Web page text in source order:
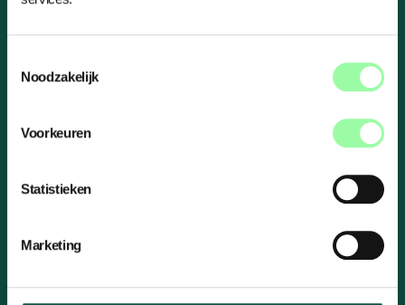
Noodzakelijk
Voorkeuren
Statistieken
Marketing
E-
mailadres
Eén keer per kwartaal sturen we een Compion Courant